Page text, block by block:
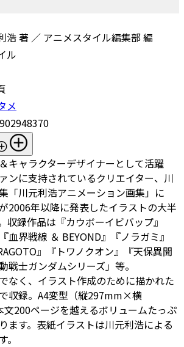
浩 著 ／ アニメスタイル編集部 編
ル
メ
キャラクターデザイナーとして活躍
ンに支持されているクリエイター、川
「川元利浩アニメーション画集」に
2006年以降に発表したイラストの大半
収録作品は『カウボーイビバップ』
血界戦線 ＆ BEYOND』『ノラガミ』
』『トワノクオン』『天保異聞
戦士ガンダムシリーズ」等。
なく、イラスト作成のために描かれた
収録。A4変型（縦297mm×横
200ページを越えるボリュームたっぷ
ます。表紙イラストは川元利浩による